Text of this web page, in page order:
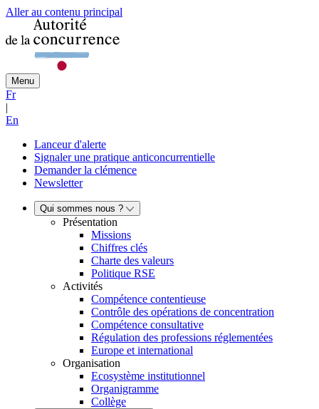
Aller au contenu principal
Menu
Fr
|
En
Lanceur d'alerte
Signaler une pratique anticoncurrentielle
Demander la clémence
Newsletter
Qui sommes nous ?
Présentation
Missions
Chiffres clés
Charte des valeurs
Politique RSE
Activités
Compétence contentieuse
Contrôle des opérations de concentration
Compétence consultative
Régulation des professions réglementées
Europe et international
Organisation
Ecosystème institutionnel
Organigramme
Collège